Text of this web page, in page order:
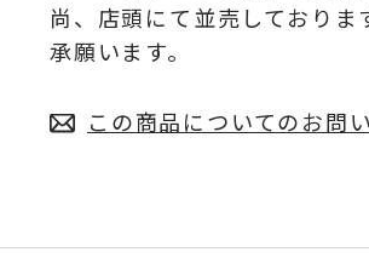
尚、店頭にて並売しており
承願います。
この商品についてのお問